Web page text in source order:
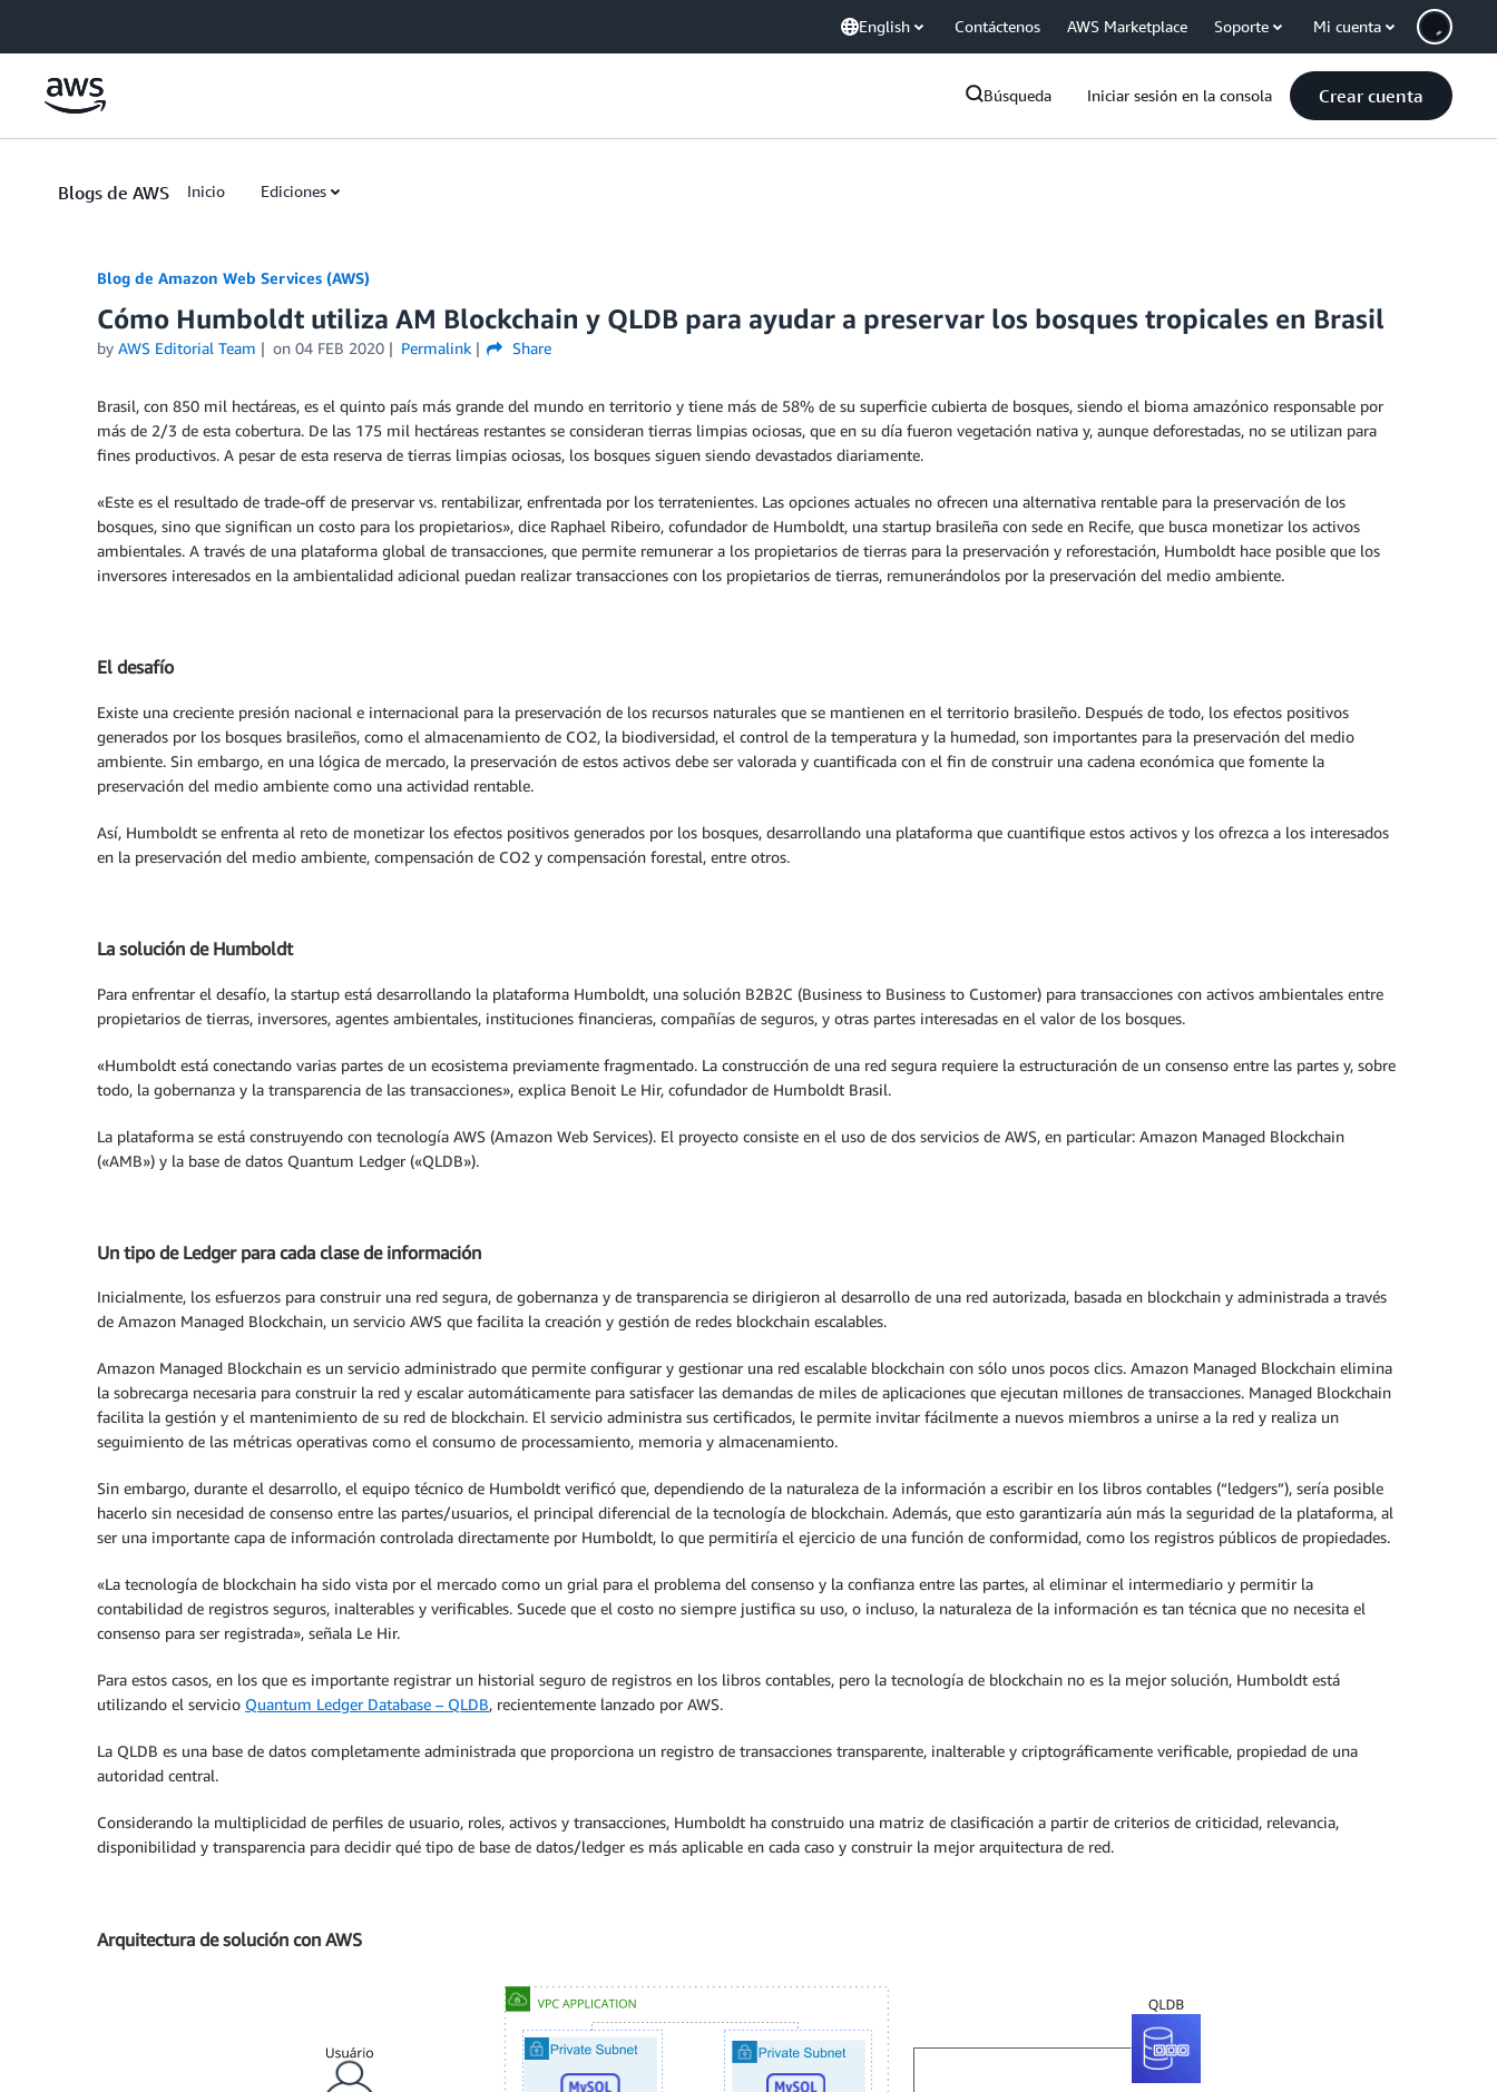
English Contáctenos AWS Marketplace Soporte Mi cuenta
Búsqueda Iniciar sesión en la consola Crear cuenta
Blogs de AWS Inicio Ediciones
Blog de Amazon Web Services (AWS)
Cómo Humboldt utiliza AM Blockchain y QLDB para ayudar a preservar los bosques tropicales en Brasil
by AWS Editorial Team on 04 FEB 2020 Permalink Share
Brasil, con 850 mil hectáreas, es el quinto país más grande del mundo en territorio y tiene más de 58% de su superficie cubierta de bosques, siendo el bioma amazónico responsable por
más de 2/3 de esta cobertura. De las 175 mil hectáreas restantes se consideran tierras limpias ociosas, que en su día fueron vegetación nativa y, aunque deforestadas, no se utilizan para
fines productivos. A pesar de esta reserva de tierras limpias ociosas, los bosques siguen siendo devastados diariamente.
«Este es el resultado de trade-off de preservar vs. rentabilizar, enfrentada por los terratenientes. Las opciones actuales no ofrecen una alternativa rentable para la preservación de los
bosques, sino que significan un costo para los propietarios», dice Raphael Ribeiro, cofundador de Humboldt, una startup brasileña con sede en Recife, que busca monetizar los activos
ambientales. A través de una plataforma global de transacciones, que permite remunerar a los propietarios de tierras para la preservación y reforestación, Humboldt hace posible que los
inversores interesados en la ambientalidad adicional puedan realizar transacciones con los propietarios de tierras, remunerándolos por la preservación del medio ambiente.
El desafío
Existe una creciente presión nacional e internacional para la preservación de los recursos naturales que se mantienen en el territorio brasileño. Después de todo, los efectos positivos
generados por los bosques brasileños, como el almacenamiento de CO2, la biodiversidad, el control de la temperatura y la humedad, son importantes para la preservación del medio
ambiente. Sin embargo, en una lógica de mercado, la preservación de estos activos debe ser valorada y cuantificada con el fin de construir una cadena económica que fomente la
preservación del medio ambiente como una actividad rentable.
Así, Humboldt se enfrenta al reto de monetizar los efectos positivos generados por los bosques, desarrollando una plataforma que cuantifique estos activos y los ofrezca a los interesados
en la preservación del medio ambiente, compensación de CO2 y compensación forestal, entre otros.
La solución de Humboldt
Para enfrentar el desafío, la startup está desarrollando la plataforma Humboldt, una solución B2B2C (Business to Business to Customer) para transacciones con activos ambientales entre
propietarios de tierras, inversores, agentes ambientales, instituciones financieras, compañías de seguros, y otras partes interesadas en el valor de los bosques.
«Humboldt está conectando varias partes de un ecosistema previamente fragmentado. La construcción de una red segura requiere la estructuración de un consenso entre las partes y, sobre
todo, la gobernanza y la transparencia de las transacciones», explica Benoit Le Hir, cofundador de Humboldt Brasil.
La plataforma se está construyendo con tecnología AWS (Amazon Web Services). El proyecto consiste en el uso de dos servicios de AWS, en particular: Amazon Managed Blockchain
(«AMB») y la base de datos Quantum Ledger («QLDB»).
Un tipo de Ledger para cada clase de información
Inicialmente, los esfuerzos para construir una red segura, de gobernanza y de transparencia se dirigieron al desarrollo de una red autorizada, basada en blockchain y administrada a través
de Amazon Managed Blockchain, un servicio AWS que facilita la creación y gestión de redes blockchain escalables.
Amazon Managed Blockchain es un servicio administrado que permite configurar y gestionar una red escalable blockchain con sólo unos pocos clics. Amazon Managed Blockchain elimina
la sobrecarga necesaria para construir la red y escalar automáticamente para satisfacer las demandas de miles de aplicaciones que ejecutan millones de transacciones. Managed Blockchain
facilita la gestión y el mantenimiento de su red de blockchain. El servicio administra sus certificados, le permite invitar fácilmente a nuevos miembros a unirse a la red y realiza un
seguimiento de las métricas operativas como el consumo de processamiento, memoria y almacenamiento.
Sin embargo, durante el desarrollo, el equipo técnico de Humboldt verificó que, dependiendo de la naturaleza de la información a escribir en los libros contables (“ledgers”), sería posible
hacerlo sin necesidad de consenso entre las partes/usuarios, el principal diferencial de la tecnología de blockchain. Además, que esto garantizaría aún más la seguridad de la plataforma, al
ser una importante capa de información controlada directamente por Humboldt, lo que permitiría el ejercicio de una función de conformidad, como los registros públicos de propiedades.
«La tecnología de blockchain ha sido vista por el mercado como un grial para el problema del consenso y la confianza entre las partes, al eliminar el intermediario y permitir la
contabilidad de registros seguros, inalterables y verificables. Sucede que el costo no siempre justifica su uso, o incluso, la naturaleza de la información es tan técnica que no necesita el
consenso para ser registrada», señala Le Hir.
Para estos casos, en los que es importante registrar un historial seguro de registros en los libros contables, pero la tecnología de blockchain no es la mejor solución, Humboldt está
utilizando el servicio Quantum Ledger Database – QLDB, recientemente lanzado por AWS.
La QLDB es una base de datos completamente administrada que proporciona un registro de transacciones transparente, inalterable y criptográficamente verificable, propiedad de una
autoridad central.
Considerando la multiplicidad de perfiles de usuario, roles, activos y transacciones, Humboldt ha construido una matriz de clasificación a partir de criterios de criticidad, relevancia,
disponibilidad y transparencia para decidir qué tipo de base de datos/ledger es más aplicable en cada caso y construir la mejor arquitectura de red.
Arquitectura de solución con AWS